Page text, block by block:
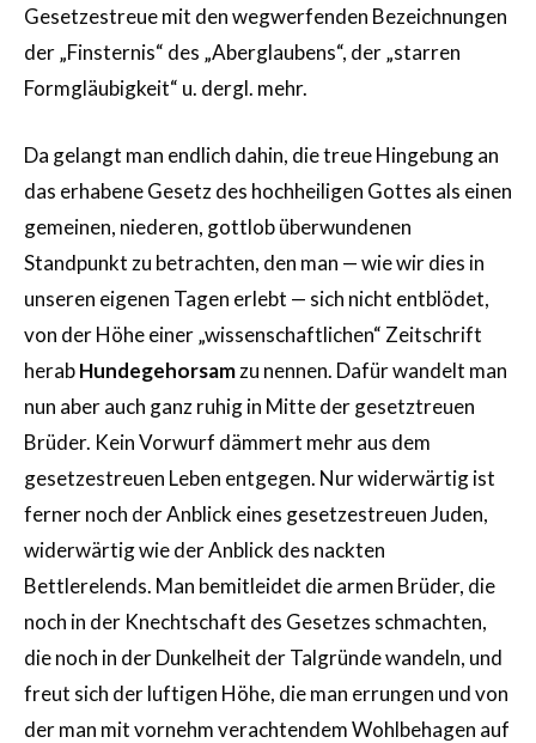
Gesetzestreue mit den wegwerfenden Bezeichnungen
der „Finsternis“ des „Aberglaubens“, der „starren
Formgläubigkeit“ u. dergl. mehr.
Da gelangt man endlich dahin, die treue Hingebung an
das erhabene Gesetz des hochheiligen Gottes als einen
gemeinen, niederen, gottlob überwundenen
Standpunkt zu betrachten, den man — wie wir dies in
unseren eigenen Tagen erlebt — sich nicht entblödet,
von der Höhe einer „wissenschaftlichen“ Zeitschrift
herabHundegehorsamzu nennen. Dafür wandelt man
nun aber auch ganz ruhig in Mitte der gesetztreuen
Brüder. Kein Vorwurf dämmert mehr aus dem
gesetzestreuen Leben entgegen. Nur widerwärtig ist
ferner noch der Anblick eines gesetzestreuen Juden,
widerwärtig wie der Anblick des nackten
Bettlerelends. Man bemitleidet die armen Brüder, die
noch in der Knechtschaft des Gesetzes schmachten,
die noch in der Dunkelheit der Talgründe wandeln, und
freut sich der luftigen Höhe, die man errungen und von
der man mit vornehm verachtendem Wohlbehagen auf